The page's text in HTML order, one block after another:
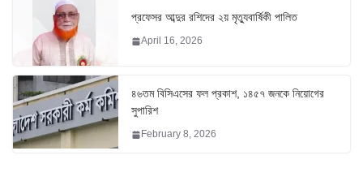
প্রফেসর আব্দুর রশিদের ২য় মৃত্যুবার্ষিকী পালিত
April 16, 2026
৪৬তম বিসিএসের ফল প্রকাশ, ১৪৫৭ জনকে নিয়োগের
সুপারিশ
February 8, 2026